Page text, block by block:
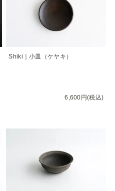
Shiki｜小皿（ケヤキ）
6,600円(税込)